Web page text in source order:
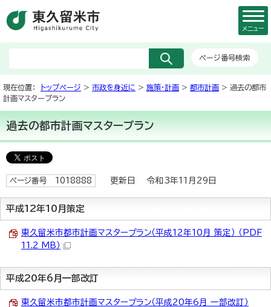
ページ番号検索
メニュー
現在位置： トップページ > 市政を身近に > 施策・計画 > 都市計画 > 過去の都市
計画マスタープラン
過去の都市計画マスタープラン
ページ番号 1018888 更新日 令和3年11月29日
平成12年10月策定
東久留米市都市計画マスタープラン（平成12年10月 策定） （PDF
11.2 MB）
平成20年6月一部改訂
東久留米市都市計画マスタープラン（平成20年6月 一部改訂）